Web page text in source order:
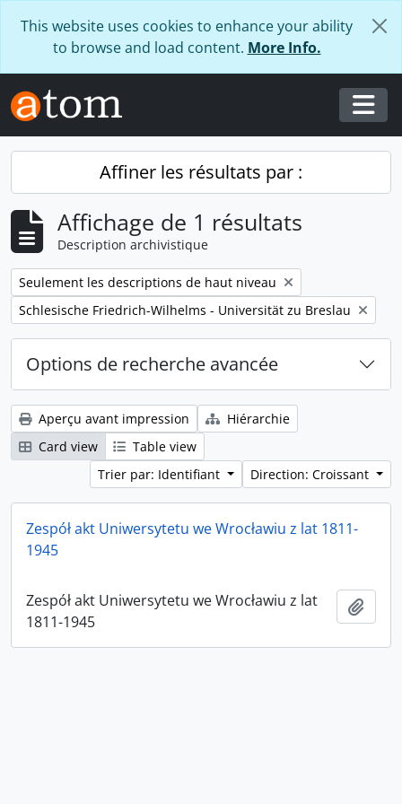
This website uses cookies to enhance your ability
to browse and load content. More Info.
Affiner les résultats par :
Affichage de 1 résultats
Description archivistique
Remove filter:
Seulement les descriptions de haut niveau
Remove filter:
Schlesische Friedrich-Wilhelms - Universität zu Breslau
Options de recherche avancée
Aperçu avant impression
Hiérarchie
Card view
Table view
Trier par: Identifiant
Direction: Croissant
Zespół akt Uniwersytetu we Wrocławiu z lat 1811-
1945
Zespół akt Uniwersytetu we Wrocławiu z lat
1811-1945